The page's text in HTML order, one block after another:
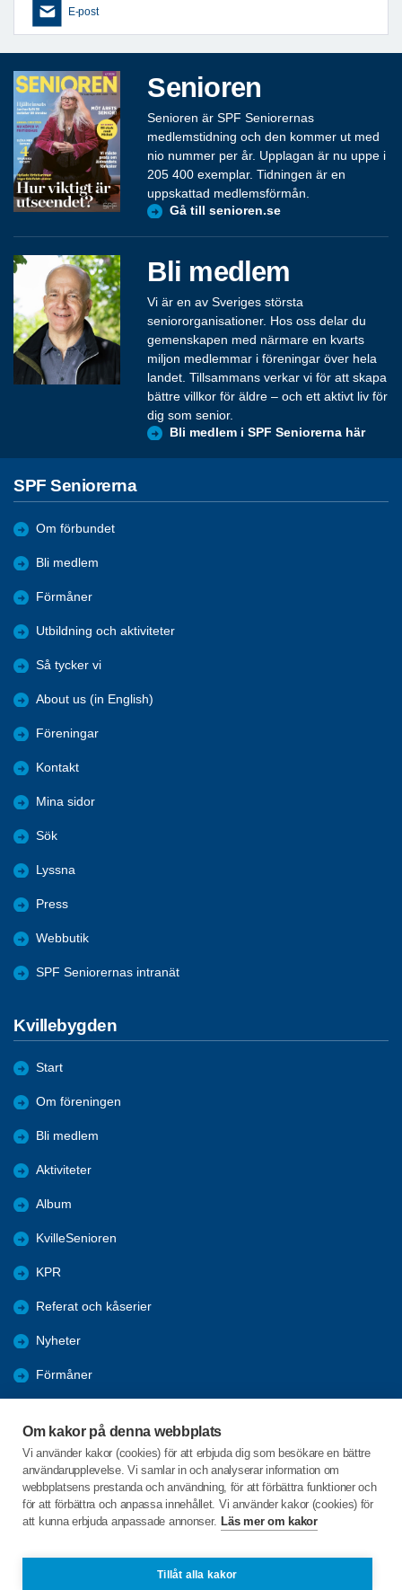
Om kakor på denna webbplats
Vi använder kakor (cookies) för att erbjuda dig som besökare en bättre
användarupplevelse. Vi samlar in och analyserar information om
webbplatsens prestanda och användning, för att förbättra funktioner och
för att förbättra och anpassa innehållet. Vi använder kakor (cookies) för
att kunna erbjuda anpassade annonser. Läs mer om kakor
Tillåt alla kakor
E-post
Senioren
Senioren är SPF Seniorernas
medlemstidning och den kommer ut med
nio nummer per år. Upplagan är nu uppe i
205 400 exemplar. Tidningen är en
uppskattad medlemsförmån.
Gå till senioren.se
Bli medlem
Vi är en av Sveriges största
seniororganisationer. Hos oss delar du
gemenskapen med närmare en kvarts
miljon medlemmar i föreningar över hela
landet. Tillsammans verkar vi för att skapa
bättre villkor för äldre – och ett aktivt liv för
dig som senior.
Bli medlem i SPF Seniorerna här
SPF Seniorerna
Om förbundet
Bli medlem
Förmåner
Utbildning och aktiviteter
Så tycker vi
About us (in English)
Föreningar
Kontakt
Mina sidor
Sök
Lyssna
Press
Webbutik
SPF Seniorernas intranät
Kvillebygden
Start
Om föreningen
Bli medlem
Aktiviteter
Album
KvilleSenioren
KPR
Referat och kåserier
Nyheter
Förmåner
Tanums kommun
Valet 2026
C/o:Inga-Lill Sörgard